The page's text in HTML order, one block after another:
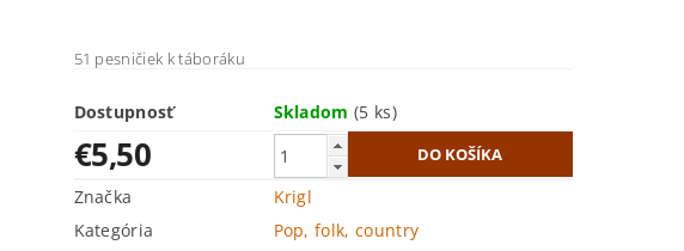
51 pesničiek k táboráku
Dostupnosť Skladom(5 ks)
€5,50
Značka
Krigl
Kategória
Pop, folk, country